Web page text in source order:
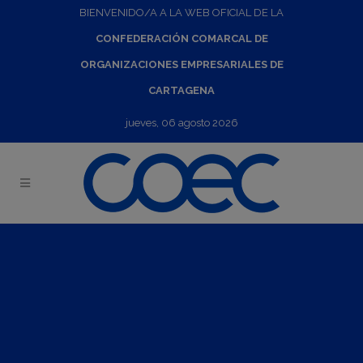
BIENVENIDO/A A LA WEB OFICIAL DE LA
CONFEDERACIÓN COMARCAL DE
ORGANIZACIONES EMPRESARIALES DE
CARTAGENA
jueves, 06 agosto 2026